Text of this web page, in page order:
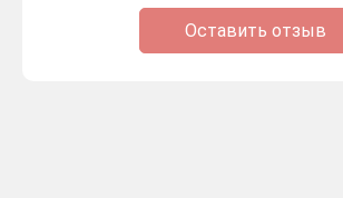
Оставить отзыв